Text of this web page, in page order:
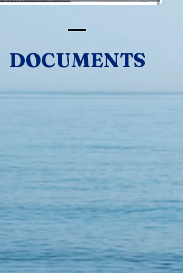
DOCUMENTS